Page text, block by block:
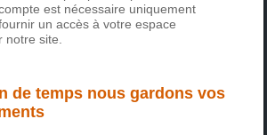
est nécessaire uniquement
un accès à votre espace
notre site.
de temps nous gardons vos